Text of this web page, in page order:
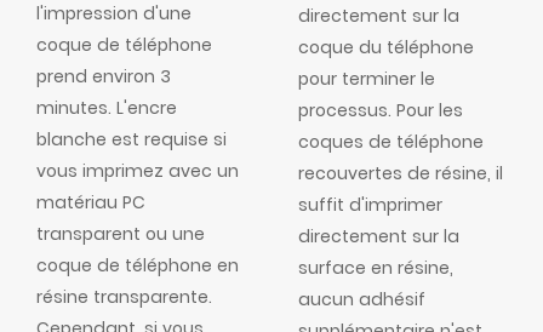
l'impression d'une
coque de téléphone
prend environ 3
minutes. L'encre
blanche est requise si
vous imprimez avec un
matériau PC
transparent ou une
coque de téléphone en
résine transparente.
directement sur la
coque du téléphone
pour terminer le
processus. Pour les
coques de téléphone
recouvertes de résine, il
suffit d'imprimer
directement sur la
surface en résine,
aucun adhésif